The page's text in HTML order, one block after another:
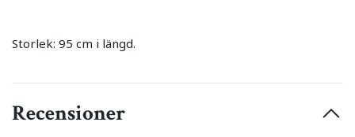
Storlek: 95 cm i längd.
Recensioner